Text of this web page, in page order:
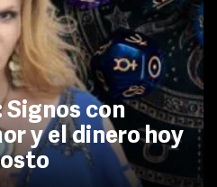
Signos con
y el dinero hoy